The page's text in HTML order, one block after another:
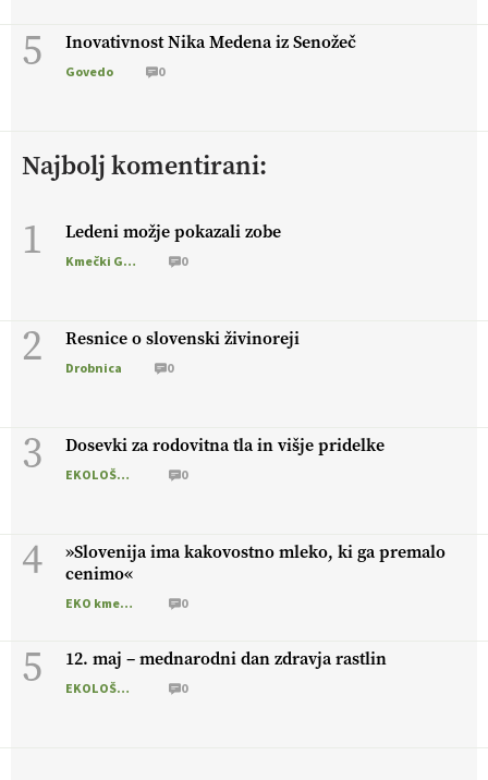
5 Inovativnost Nika Medena iz Senožeč
Govedo 0
Najbolj komentirani:
1 Ledeni možje pokazali zobe
Kmečki Glas 0
2 Resnice o slovenski živinoreji
Drobnica 0
3 Dosevki za rodovitna tla in višje pridelke
EKOLOŠKO LOGIČNO 0
4
»Slovenija ima kakovostno mleko, ki ga premalo
cenimo«
EKO kmetijstvo 0
5 12. maj – mednarodni dan zdravja rastlin
EKOLOŠKO LOGIČNO 0